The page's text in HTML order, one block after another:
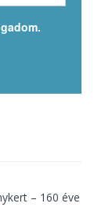
– 160 éve